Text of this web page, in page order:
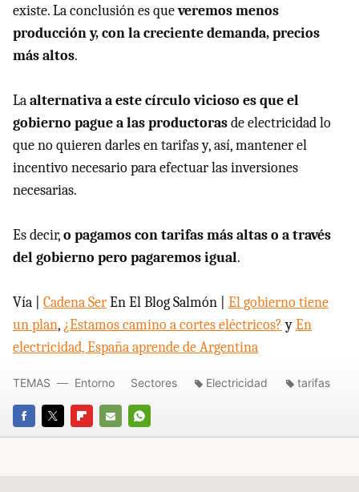
existe. La conclusión es queveremos menos
producción y, con la creciente demanda, precios
más altos.
Laalternativa a este círculo vicioso es que el
gobierno pague a las productorasde electricidad lo
que no quieren darles en tarifas y, así, mantener el
incentivo necesario para efectuar las inversiones
necesarias.
Es decir,o pagamos con tarifas más altas o a través
del gobierno pero pagaremos igual.
Vía | Cadena SerEn El Blog Salmón | El gobierno tiene
un plan, ¿Estamos camino a cortes eléctricos?yEn
electricidad, España aprende de Argentina
FACEBOOK
TWITTERFLIPBOARD
E-
WHATSAPP
TEMAS Entorno Sectores Electricidad tarifas